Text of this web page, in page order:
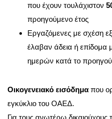
που έχουν τουλάχιστον
προηγούμενο έτος
Εργαζόμενες με σχέση
έλαβαν άδεια ή επίδομα
ημερών κατά το
Οικογενειακό εισόδημα που
εγκύκλιο του ΟΑΕΔ.
Για τους ανωτέρω δικαιούχους